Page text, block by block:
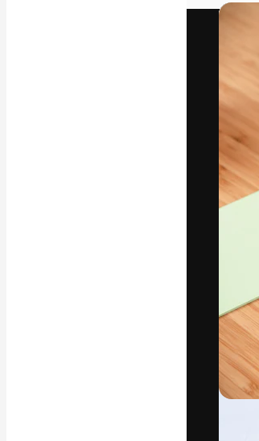
Video
Đoạn video
Phông chữ